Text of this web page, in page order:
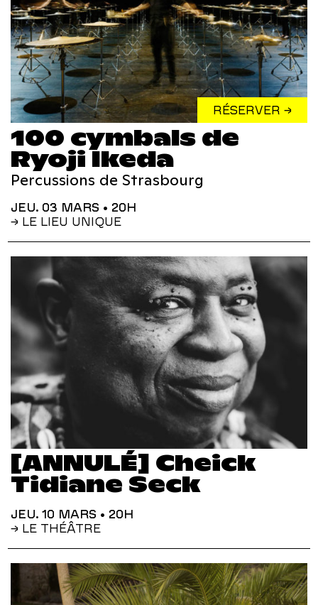
RÉSERVER →
100 cymbals de
Ryoji Ikeda
Percussions de Strasbourg
JEU. 03 MARS • 20H
→ LE LIEU UNIQUE
[ANNULÉ] Cheick
Tidiane Seck
JEU. 10 MARS • 20H
→ LE THÉÂTRE